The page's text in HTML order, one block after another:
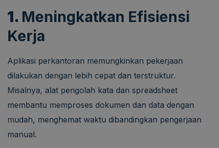
1. Meningkatkan Efisiensi
Kerja
Aplikasi perkantoran memungkinkan pekerjaan
dilakukan dengan lebih cepat dan terstruktur.
Misalnya, alat pengolah kata dan spreadsheet
membantu memproses dokumen dan data dengan
mudah, menghemat waktu dibandingkan pengerjaan
manual.